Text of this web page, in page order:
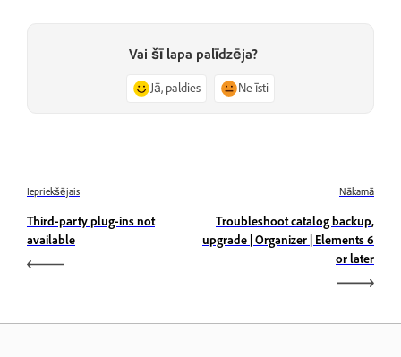
Vai šī lapa palīdzēja?
Jā, paldies Ne īsti
Iepriekšējais
Third-party plug-ins not
available
Nākamā
Troubleshoot catalog backup,
upgrade | Organizer | Elements 6
or later